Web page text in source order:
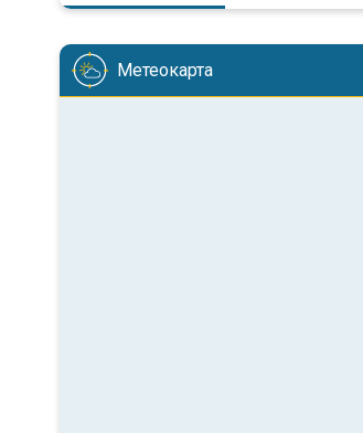
Метеокарта